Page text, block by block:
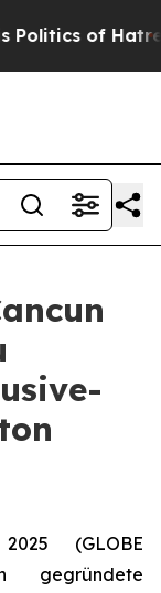
of Hatred”
(GLOBE
gegründete